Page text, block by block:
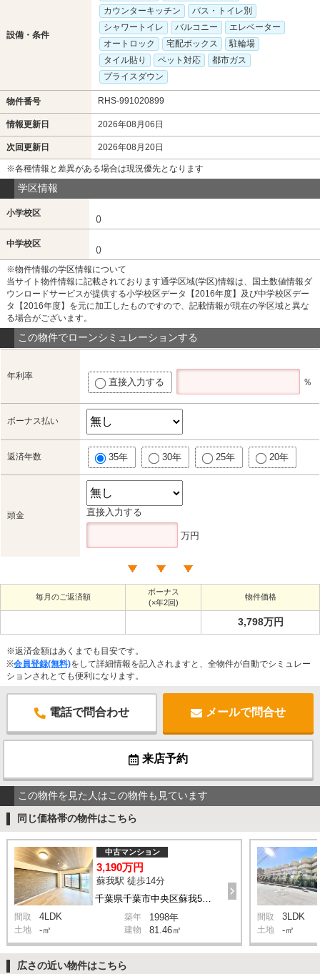
設備・条件
カウンターキッチン
バス・トイレ別
シャワートイレ
バルコニー
エレベーター
オートロック
宅配ボックス
駐輪場
タイル貼り
ペット対応
都市ガス
プライスダウン
物件番号 RHS-991020899
情報更新日 2026年08月06日
次回更新日 2026年08月20日
※各種情報と差異がある場合は現況優先となります
学区情報
小学校区
()
中学校区
()
※物件情報の学区情報について
当サイト物件情報に記載されております通学区域(学区)情報は、国土数値情報ダ
ウンロードサービスが提供する小学校区データ【2016年度】及び中学校区デー
タ【2016年度】を元に加工したものですので、記載情報が現在の学区域と異な
る場合がございます。
この物件でローンシミュレーションする
年利率
直接入力する ％
ボーナス払い
返済年数 35年 30年 25年 20年
頭金 直接入力する
万円
毎月のご返済額
ボーナス
(×年2回)
物件価格
3,798万円
※返済金額はあくまでも目安です。
※会員登録(無料)をして詳細情報を記入されますと、全物件が自動でシミュレー
ションされとても便利になります。
電話で問合わせ メールで問合せ
来店予約
この物件を見た人はこの物件も見ています
同じ価格帯の物件はこちら
中古マンション
3,190万円
蘇我駅 徒歩14分
間取 4LDK 築年 1998年
土地 -㎡ 建物 81.46㎡
間取 3LDK
土地 -㎡
広さの近い物件はこちら